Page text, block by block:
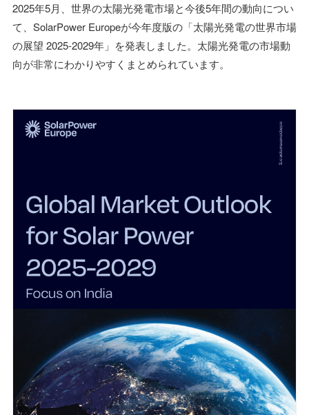
2025年5月、世界の太陽光発電市場と今後5年間の動向につい
て、SolarPower Europeが今年度版の「太陽光発電の世界市場
の展望 2025-2029年」を発表しました。太陽光発電の市場動
向が非常にわかりやすくまとめられています。